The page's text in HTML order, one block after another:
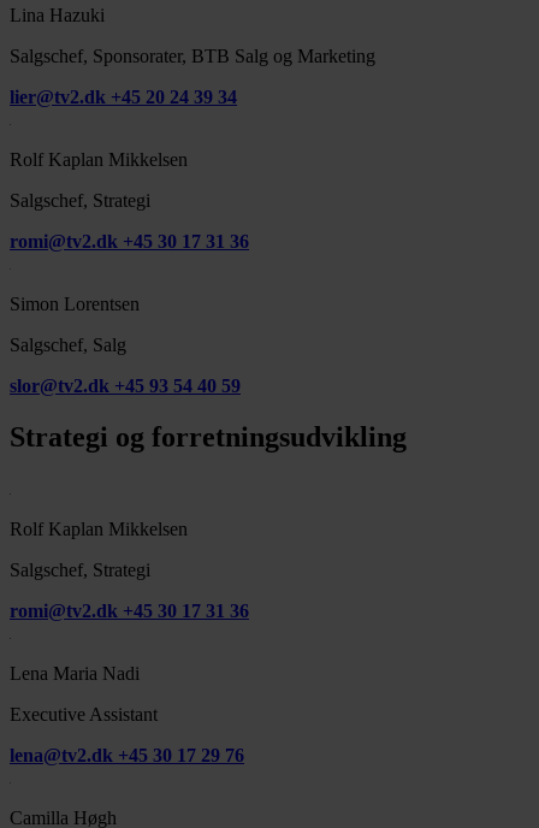
Lina Hazuki
Salgschef, Sponsorater, BTB Salg og Marketing
lier@tv2.dk +45 20 24 39 34
Rolf Kaplan Mikkelsen
Salgschef, Strategi
romi@tv2.dk +45 30 17 31 36
Simon Lorentsen
Salgschef, Salg
slor@tv2.dk +45 93 54 40 59
Strategi og forretningsudvikling
Rolf Kaplan Mikkelsen
Salgschef, Strategi
romi@tv2.dk +45 30 17 31 36
Lena Maria Nadi
Executive Assistant
lena@tv2.dk +45 30 17 29 76
Camilla Høgh